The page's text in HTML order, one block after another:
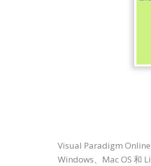
Visual Paradigm Online
Windows、Mac OS 和